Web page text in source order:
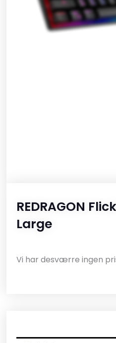
REDRAGON
Large
Vi har desværre ingen